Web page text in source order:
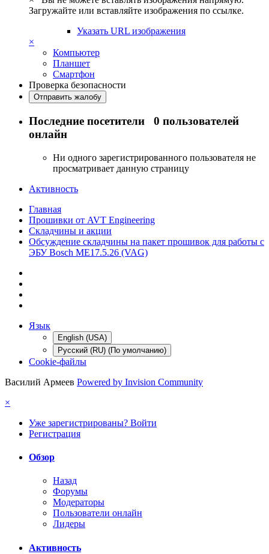
Загружайте или вставляйте изображения по ссылке.
Указать URL изображения
×
Компьютер
Планшет
Смартфон
Проверка безопасности
Отправить жалобу
Последние посетители 0 пользователей
онлайн
Ни одного зарегистрированного пользователя не
просматривает данную страницу
Активность
Главная
Прошивки от AVT Engineering
Складчины и акции
Обсуждение складчины на пакет прошивок для работы с
ЭБУ Bosch ME17.5.26 (VAG)
Язык
English (USA)
Русский (RU) (По умолчанию)
Cookie-файлы
Василий Армеев Powered by Invision Community
×
Уже зарегистрированы? Войти
Регистрация
Обзор
Назад
Форумы
Модераторы
Пользователи онлайн
Лидеры
Активность